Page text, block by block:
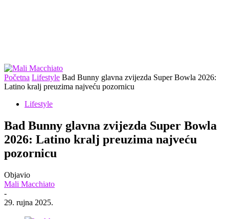
Početna Lifestyle Bad Bunny glavna zvijezda Super Bowla 2026:
Latino kralj preuzima najveću pozornicu
Lifestyle
Bad Bunny glavna zvijezda Super Bowla
2026: Latino kralj preuzima najveću
pozornicu
Objavio
Mali Macchiato
-
29. rujna 2025.